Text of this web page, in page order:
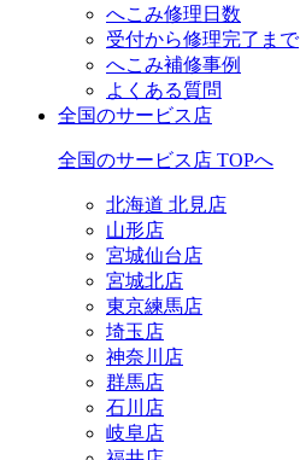
へこみ修理日数
受付から修理完了まで
へこみ補修事例
よくある質問
全国のサービス店
全国のサービス店 TOPへ
北海道 北見店
山形店
宮城仙台店
宮城北店
東京練馬店
埼玉店
神奈川店
群馬店
石川店
岐阜店